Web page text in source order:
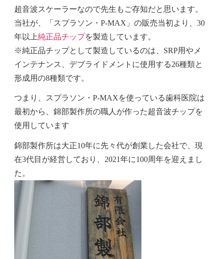
超音波スケーラーなので先生もご存知だと思います。
当社が、「スプラソン・P-MAX」の販売当初より、30
年以上純正品チップを製造しています。
※純正品チップとして製造しているのは、SRP用やメ
インテナンス、デブライドメントに使用する26種類と
形成用の8種類です。
つまり、スプラソン・P-MAXを使っている歯科医院は
最初から、錦部製作所の職人が作った超音波チップを
使用しています
錦部製作所は大正10年に先々代が創業した会社で、現
在3代目が経営しており、2021年に100周年を迎えまし
た。